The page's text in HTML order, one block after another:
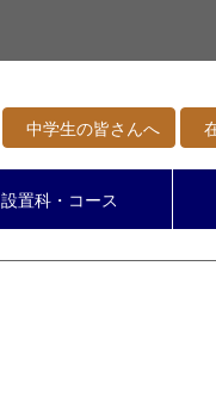
中学生の皆さんへ
設置科・コース